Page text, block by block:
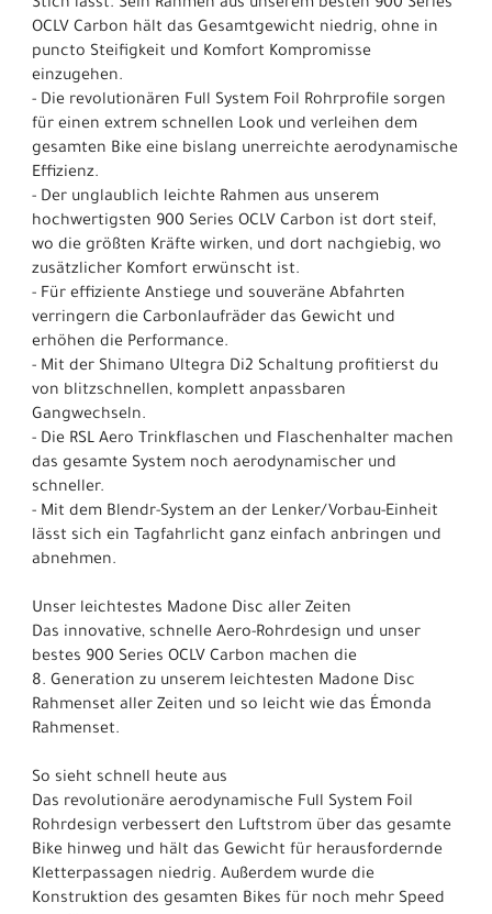
Stich lässt. Sein Rahmen aus unserem besten 900 Series
OCLV Carbon hält das Gesamtgewicht niedrig, ohne in
puncto Steifigkeit und Komfort Kompromisse
einzugehen.
- Die revolutionären Full System Foil Rohrprofile sorgen
für einen extrem schnellen Look und verleihen dem
gesamten Bike eine bislang unerreichte aerodynamische
Effizienz.
- Der unglaublich leichte Rahmen aus unserem
hochwertigsten 900 Series OCLV Carbon ist dort steif,
wo die größten Kräfte wirken, und dort nachgiebig, wo
zusätzlicher Komfort erwünscht ist.
- Für effiziente Anstiege und souveräne Abfahrten
verringern die Carbonlaufräder das Gewicht und
erhöhen die Performance.
- Mit der Shimano Ultegra Di2 Schaltung profitierst du
von blitzschnellen, komplett anpassbaren
Gangwechseln.
- Die RSL Aero Trinkflaschen und Flaschenhalter machen
das gesamte System noch aerodynamischer und
schneller.
- Mit dem Blendr-System an der Lenker/Vorbau-Einheit
lässt sich ein Tagfahrlicht ganz einfach anbringen und
abnehmen.
Unser leichtestes Madone Disc aller Zeiten
Das innovative, schnelle Aero-Rohrdesign und unser
bestes 900 Series OCLV Carbon machen die
8. Generation zu unserem leichtesten Madone Disc
Rahmenset aller Zeiten und so leicht wie das Émonda
Rahmenset.
So sieht schnell heute aus
Das revolutionäre aerodynamische Full System Foil
Rohrdesign verbessert den Luftstrom über das gesamte
Bike hinweg und hält das Gewicht für herausfordernde
Kletterpassagen niedrig. Außerdem wurde die
Konstruktion des gesamten Bikes für noch mehr Speed